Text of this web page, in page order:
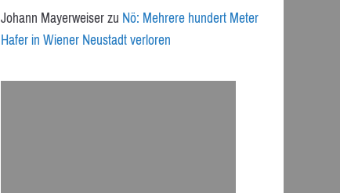
Johann MayerweiserzuNö: Mehrere hundert Meter
Hafer in Wiener Neustadt verloren